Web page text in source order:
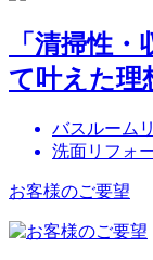
「清掃性
て叶えた理
バスルーム
洗面リフォ
お客様のご要望